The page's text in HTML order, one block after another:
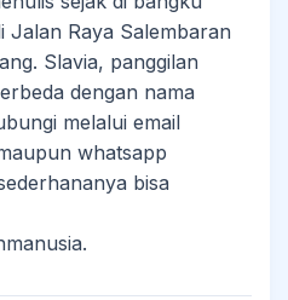
Jalan Raya Salembaran
Slavia, panggilan
dengan nama
melalui email
whatsapp
bisa